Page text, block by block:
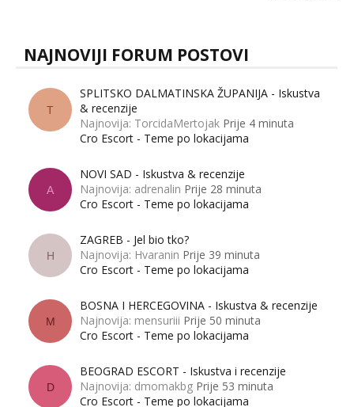
NAJNOVIJI FORUM POSTOVI
T
SPLITSKO DALMATINSKA ŽUPANIJA - Iskustva
& recenzije
Najnovija: TorcidaMertojak Prije 4 minuta
Cro Escort - Teme po lokacijama
A
NOVI SAD - Iskustva & recenzije
Najnovija: adrenalin Prije 28 minuta
Cro Escort - Teme po lokacijama
H
ZAGREB - Jel bio tko?
Najnovija: Hvaranin Prije 39 minuta
Cro Escort - Teme po lokacijama
M
BOSNA I HERCEGOVINA - Iskustva & recenzije
Najnovija: mensuriii Prije 50 minuta
Cro Escort - Teme po lokacijama
D
BEOGRAD ESCORT - Iskustva i recenzije
Najnovija: dmomakbg Prije 53 minuta
Cro Escort - Teme po lokacijama